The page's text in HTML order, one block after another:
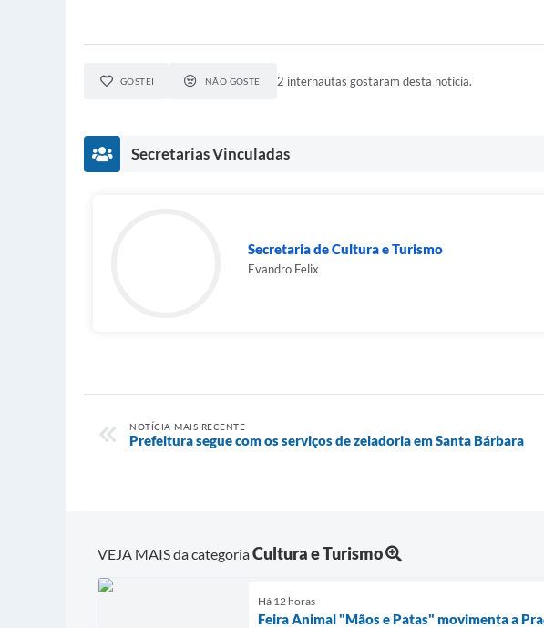
GOSTEI NÃO GOSTEI 2 internautas gostaram desta notícia.
Secretarias Vinculadas
Secretaria de Cultura e Turismo
Evandro Felix
NOTÍCIA MAIS RECENTE
Prefeitura segue com os serviços de zeladoria em Santa Bárbara
VEJA MAIS da categoriaCultura e Turismo
Há 12 horas
Feira Animal "Mãos e Patas" movimenta a